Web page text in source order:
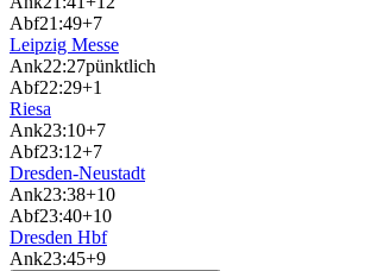
Abf21:49+7
Leipzig Messe
Ank22:27pünktlich
Abf22:29+1
Riesa
Ank23:10+7
Abf23:12+7
Dresden-Neustadt
Ank23:38+10
Abf23:40+10
Dresden Hbf
Ank23:45+9